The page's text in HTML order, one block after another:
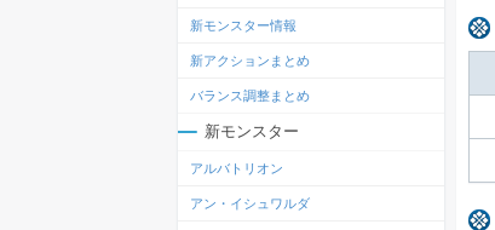
新モンスター情報
新アクションまとめ
バランス調整まとめ
新モンスター
アルバトリオン
アン・イシュワルダ